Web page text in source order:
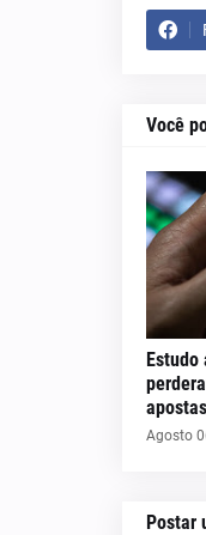
Você
Agosto
Postar